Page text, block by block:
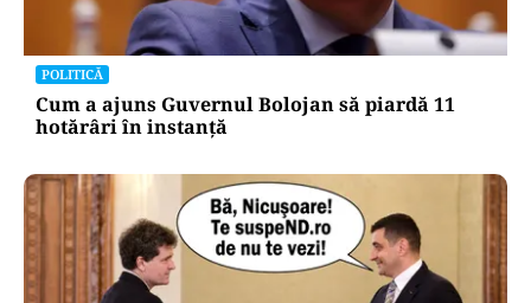
POLITICĂ
Cum a ajuns Guvernul Bolojan să piardă 11
hotărâri în instanță